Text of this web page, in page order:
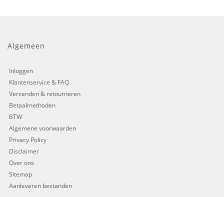
Algemeen
Inloggen
Klantenservice & FAQ
Verzenden & retourneren
Betaalmethoden
BTW
Algemene voorwaarden
Privacy Policy
Disclaimer
Over ons
Sitemap
Aanleveren bestanden